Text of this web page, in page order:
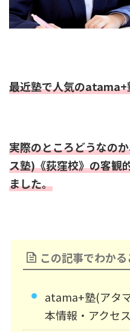
最近塾で人気の
実際のところどうなの
ス塾)《荻窪校》の客観
ました。
この記事でわかる
atama+塾(アタ
本情報・アクセス